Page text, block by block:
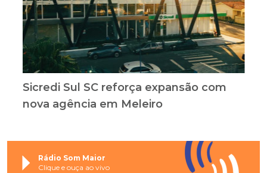
Sicredi Sul SC reforça expansão com
nova agência em Meleiro
Rádio Som Maior
Clique e ouça ao vivo